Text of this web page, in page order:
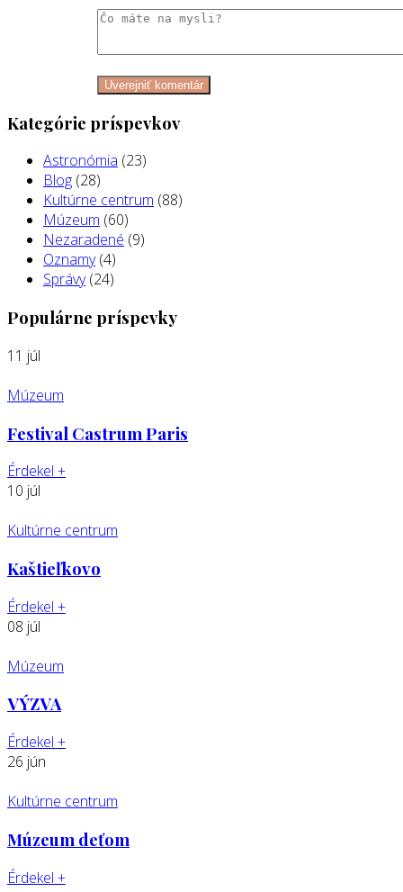
Uverejniť komentár
Kategórie príspevkov
Astronómia (23)
Blog (28)
Kultúrne centrum (88)
Múzeum (60)
Nezaradené (9)
Oznamy(4)
Správy(24)
Populárne príspevky
11 júl
Múzeum
Festival Castrum Paris
Érdekel +
10 júl
Kultúrne centrum
Kaštieľkovo
Érdekel +
08 júl
Múzeum
VÝZVA
Érdekel +
26 jún
Kultúrne centrum
Múzeum deťom
Érdekel +